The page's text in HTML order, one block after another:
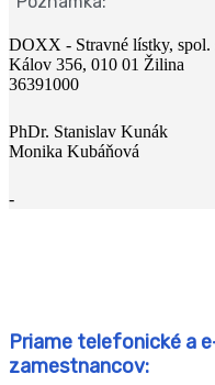
DOXX - Stravné lístky, spol.
Kálov 356, 010 01 Žilina
36391000
PhDr. Stanislav Kunák
Monika Kubáňová
-
Priame telefonické a
zamestnancov: